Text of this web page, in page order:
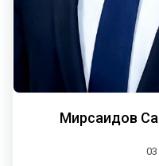
Мирсаидов